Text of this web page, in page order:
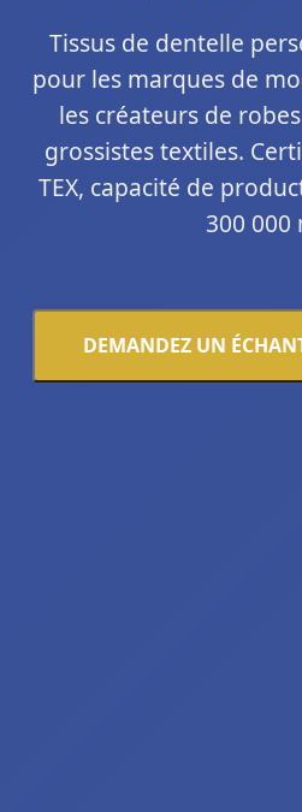
Tissus de dentelle
pour les marques de
les créateurs de
grossistes textiles.
TEX, capacité de
300 000
DEMANDEZ UN